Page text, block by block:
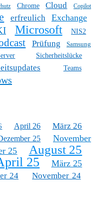
Chrome Cloud
Copilot
erfreulich Exchange
Microsoft NIS2
Prüfung
Samsung
Sicherheitslücke
Teams
April 26 März 26
25
November
25 August 25
25 März 25
24 November 24